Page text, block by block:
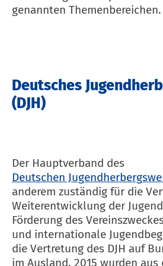
genannten Themenbereichen.
Deutsches
(DJH)
Der Hauptverband des
Deutschen
anderem zuständig für die
Weiterentwicklung der
Förderung des
und internationale
die Vertretung des DJH auf
im Ausland. 2015 wurden aus